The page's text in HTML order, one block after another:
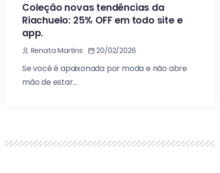
Coleção novas tendências da
Riachuelo: 25% OFF em todo site e
app.
Renata Martins 20/02/2026
Se você é apaixonada por moda e não abre
mão de estar...